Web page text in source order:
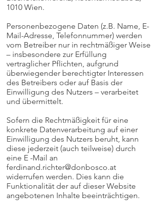
1010 Wien.
Personenbezogene Daten (z.B. Name, E-
Mail-Adresse, Telefonnummer) werden
vom Betreiber nur in rechtmäßiger Weise
– insbesondere zur Erfüllung
vertraglicher Pflichten, aufgrund
überwiegender berechtigter Interessen
des Betreibers oder auf Basis der
Einwilligung des Nutzers – verarbeitet
und übermittelt.
Sofern die Rechtmäßigkeit für eine
konkrete Datenverarbeitung auf einer
Einwilligung des Nutzers beruht, kann
diese jederzeit (auch teilweise) durch
eine E -Mail an
ferdinand.richter@donbosco.at
widerrufen werden. Dies kann die
Funktionalität der auf dieser Website
angebotenen Inhalte beeinträchtigen.